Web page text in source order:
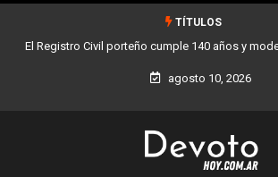
TÍTULOS
y moderniza sus servicios Buenos Aires sumó
agosto 10, 2026